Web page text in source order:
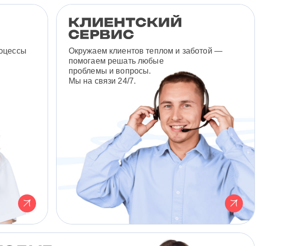
Окружаем клиентов теплом и заботой —
помогаем решать любые
проблемы и вопросы.
Мы на связи 24/7.